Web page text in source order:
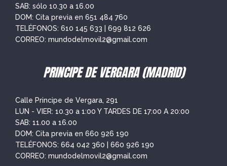
SAB: sólo 10.30 a 16.00
DOM: Cita previa en 651 484 760
TELÉFONOS: 610 145 633
699 812 626
CORREO: mundodelmovil2@gmail.com
PRINCIPE DE VERGARA (MADRID)
Calle Principe de Vergara, 291
LUN - VIER: 10.30 a 1:00 Y TARDES DE 17:00 A 20:00
SAB: 11.00 a 16.00
DOM: Cita previa en 660 926 190
TELÉFONOS: 664 042 360
660 926 190
CORREO: mundodelmovil2@gmail.com